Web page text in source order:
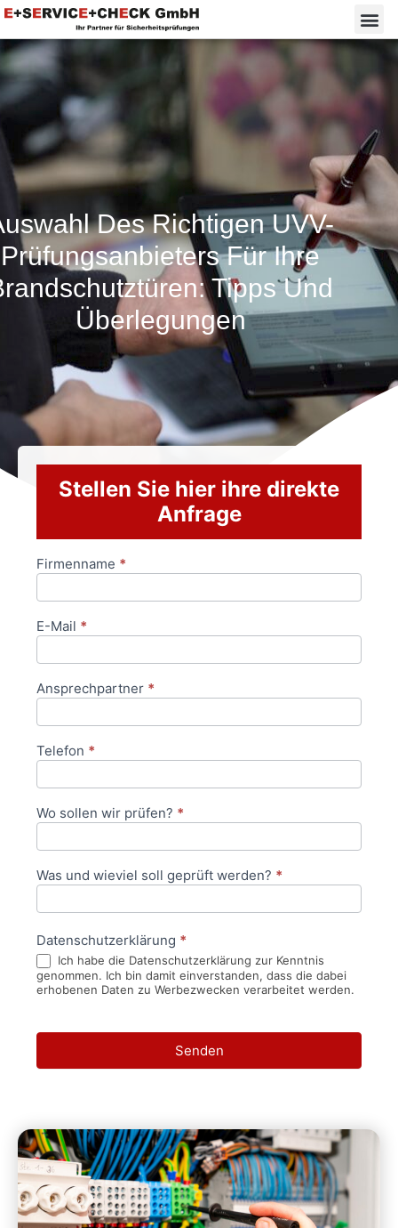
Des Richtigen UVV-
Prüfungsanbieters Für Ihre
Tipps Und
Überlegungen
Stellen Sie hier ihre direkte
Anfrage
Anfrageformular
Firmenname *
E-Mail *
Ansprechpartner *
Telefon *
Wo sollen wir prüfen? *
Was und wieviel soll geprüft werden? *
Datenschutzerklärung *
Ich habe die Datenschutzerklärung zur Kenntnis
genommen. Ich bin damit einverstanden, dass die dabei
erhobenen Daten zu Werbezwecken verarbeitet werden.
Senden